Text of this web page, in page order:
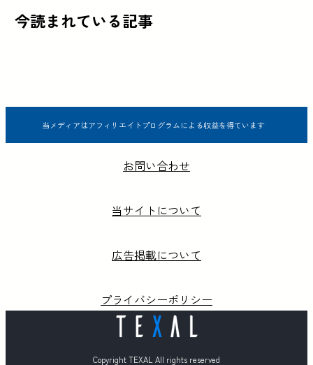
今読まれている記事
当メディアはアフィリエイトプログラムによる収益を得ています
お問い合わせ
当サイトについて
広告掲載について
プライバシーポリシー
Copyright TEXAL All rights reserved